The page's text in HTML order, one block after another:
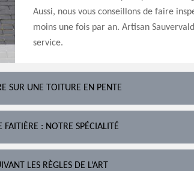
Aussi, nous vous conseillons de faire
moins une fois par an. Artisan
service.
SUR UNE TOITURE EN PENTE
: NOTRE SPÉCIALITÉ
LES RÈGLES DE L’ART